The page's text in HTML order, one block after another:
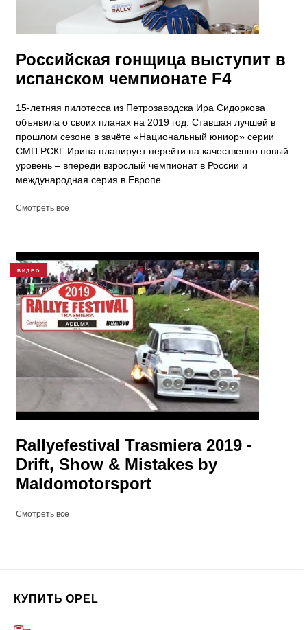
Российская гонщица выступит в
испанском чемпионате F4
15-летняя пилотесса из Петрозаводска Ира Сидоркова
объявила о своих планах на 2019 год. Ставшая лучшей в
прошлом сезоне в зачёте «Национальный юниор» серии
СМП РСКГ Ирина планирует перейти на качественно новый
уровень – впереди взрослый чемпионат в России и
международная серия в Европе.
Смотреть все
ВИДЕО
Rallyefestival Trasmiera 2019 -
Drift, Show & Mistakes by
Maldomotorsport
Смотреть все
КУПИТЬ OPEL